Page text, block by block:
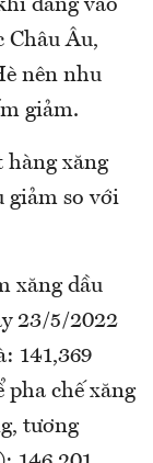
đang vào
Châu Âu,
nên nhu
giảm.
hàng xăng
giảm so với
xăng dầu
23/5/2022
141,369
pha chế xăng
tương